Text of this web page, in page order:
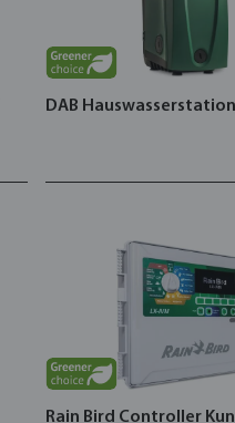
DAB
Rain Bird Controller